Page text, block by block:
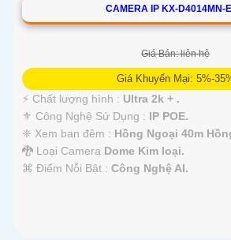
CAMERA IP KX-D4014MN-
Giá Bán: liên hệ
Giá Khuyến Mại: 5%-
️⚡ Chất lượng hình : Ultra 2k + .
⚜️ Công Nghệ Sử Dụng : IP POE.
❈ Xem ban đêm : Hồng Ngoại 40m
🐉️ Loại Camera Dome Kim loại.
️⌘ Điểm Nỗi Bật : Công Nghệ AI.